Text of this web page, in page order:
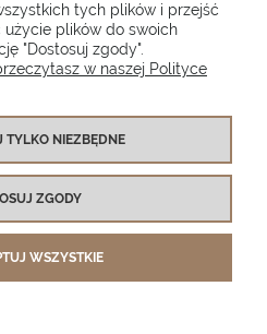
| Lubelska 1A, 10-409 Olsztyn |
biuro@setgarden.com
PINTEREST
tych plików i przejść
plików do swoich
"Dostosuj zgody".
w naszej Polityce
TYLKO NIEZBĘDNE
ZGODY
WSZYSTKIE